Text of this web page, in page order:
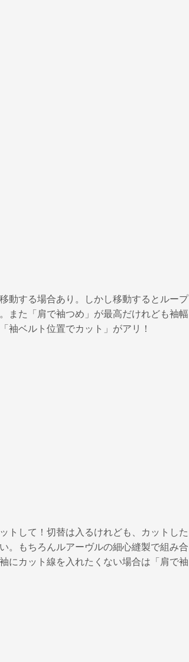
動する場合あり。しかし移動するとループ
また「肩で袖つめ」が最高だけれども袖幅
袖ベルト位置でカット」がアリ！
トして！切替は入るけれども、カットした
。もちろんルアーヴルの細心縫製で組み合
にカット線を入れたくない場合は「肩で袖